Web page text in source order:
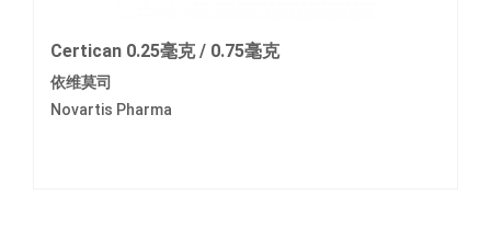
Certican 0.25毫克 / 0.75毫克
依维莫司
Novartis Pharma